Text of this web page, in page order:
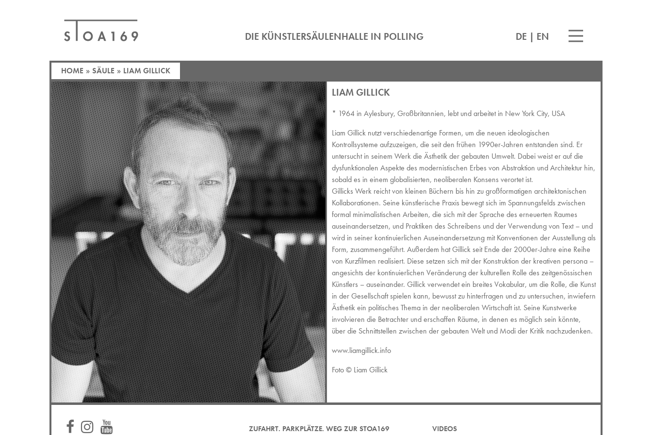
DIE KÜNSTLERSÄULENHALLE IN POLLING DE | EN
HOME » SÄULE » LIAM GILLICK
LIAM GILLICK
* 1964 in Aylesbury, Großbritannien, lebt und arbeitet in New York City, USA
Liam Gillick nutzt verschiedenartige Formen, um die neuen ideologischen
Kontrollsysteme aufzuzeigen, die seit den frühen 1990er-Jahren entstanden sind. Er
untersucht in seinem Werk die Ästhetik der gebauten Umwelt. Dabei weist er auf die
dysfunktionalen Aspekte des modernistischen Erbes von Abstraktion und Architektur hin,
sobald es in einem globalisierten, neoliberalen Konsens verortet ist.
Gillicks Werk reicht von kleinen Büchern bis hin zu großformatigen architektonischen
Kollaborationen. Seine künstlerische Praxis bewegt sich im Spannungsfelds zwischen
formal minimalistischen Arbeiten, die sich mit der Sprache des erneuerten Raumes
auseinandersetzen, und Praktiken des Schreibens und der Verwendung von Text – und
wird in seiner kontinuierlichen Auseinandersetzung mit Konventionen der Ausstellung als
Form, zusammengeführt. Außerdem hat Gillick seit Ende der 2000er-Jahre eine Reihe
von Kurzfilmen realisiert. Diese setzen sich mit der Konstruktion der kreativen persona –
angesichts der kontinuierlichen Veränderung der kulturellen Rolle des zeitgenössischen
Künstlers – auseinander. Gillick verwendet ein breites Vokabular, um die Rolle, die Kunst
in der Gesellschaft spielen kann, bewusst zu hinterfragen und zu untersuchen, inwiefern
Ästhetik ein politisches Thema in der neoliberalen Wirtschaft ist. Seine Kunstwerke
involvieren die Betrachter und erschaffen Räume, in denen es möglich sein könnte,
über die Schnittstellen zwischen der gebauten Welt und Modi der Kritik nachzudenken.
www.liamgillick.info
Foto © Liam Gillick
ZUFAHRT. PARKPLÄTZE. WEG ZUR STOA169 VIDEOS